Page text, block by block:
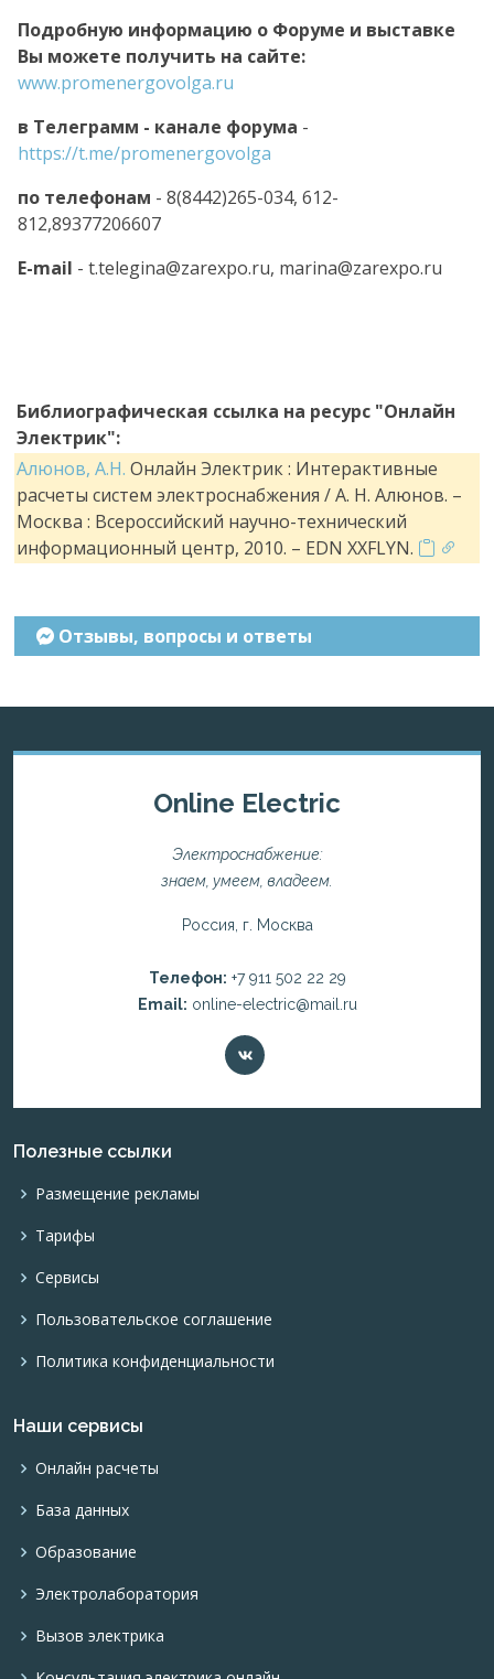
Подробную информацию о Форуме и выставке
Вы можете получить на сайте:
www.promenergovolga.ru
в Телеграмм - канале форума -
https://t.me/promenergovolga
по телефонам - 8(8442)265-034, 612-
812,89377206607
E-mail - t.telegina@zarexpo.ru, marina@zarexpo.ru
Библиографическая ссылка на ресурс "Онлайн
Электрик":
Алюнов, А.Н. Онлайн Электрик : Интерактивные
расчеты систем электроснабжения / А. Н. Алюнов. –
Москва : Всероссийский научно-технический
информационный центр, 2010. – EDN XXFLYN.
Отзывы, вопросы и ответы
Online Electric
Электроснабжение:
знаем, умеем, владеем.
Россия, г. Москва
Телефон: +7 911 502 22 29
Email: online-electric@mail.ru
Полезные ссылки
Размещение рекламы
Тарифы
Сервисы
Пользовательское соглашение
Политика конфиденциальности
Наши сервисы
Онлайн расчеты
База данных
Образование
Электролаборатория
Вызов электрика